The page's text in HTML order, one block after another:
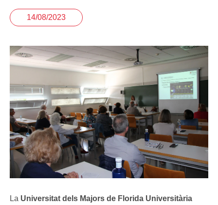
14/08/2023
La Universitat dels Majors de Florida Universitària